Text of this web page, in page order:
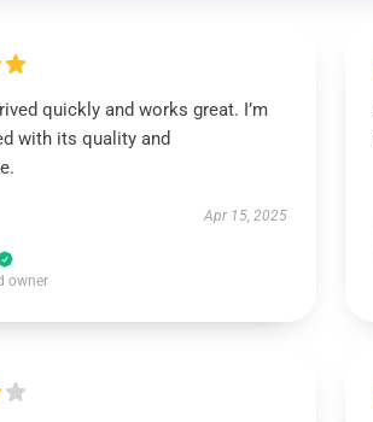
quickly and works great. I’m
with its quality and
Apr 15, 2025
owner